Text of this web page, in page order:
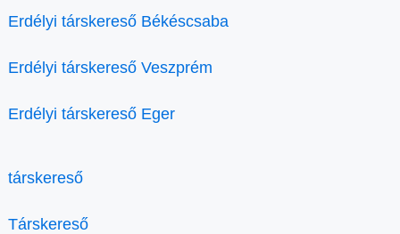
Erdélyi társkereső Békéscsaba
Erdélyi társkereső Veszprém
Erdélyi társkereső Eger
társkereső
Társkereső